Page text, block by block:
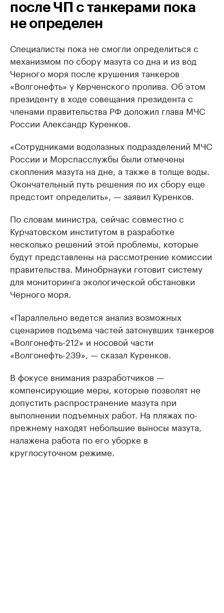
после ЧП с танкерами пока
не определен
Специалисты пока не смогли определиться с
механизмом по сбору мазута со дна и из вод
Черного моря после крушения танкеров
«Волгонефть» у Керченского пролива. Об этом
президенту в ходе совещания президента с
членами правительства РФ доложил глава МЧС
России Александр Куренков.
«Сотрудниками водолазных подразделений МЧС
России и Морспасслужбы были отмечены
скопления мазута на дне, а также в толще воды.
Окончательный путь решения по их сбору еще
предстоит определить», — заявил Куренков.
По словам министра, сейчас совместно с
Курчатовском институтом в разработке
несколько решений этой проблемы, которые
будут представлены на рассмотрение комиссии
правительства. Минобрнауки готовит систему
для мониторинга экологической обстановки
Черного моря.
«Параллельно ведется анализ возможных
сценариев подъема частей затонувших танкеров
«Волгонефть-212» и носовой части
«Волгонефть-239», — сказал Куренков.
В фокусе внимания разработчиков —
компенсирующие меры, которые позволят не
допустить распространение мазута при
выполнении подъемных работ. На пляжах по-
прежнему находят небольшие выносы мазута,
налажена работа по его уборке в
круглосуточном режиме.